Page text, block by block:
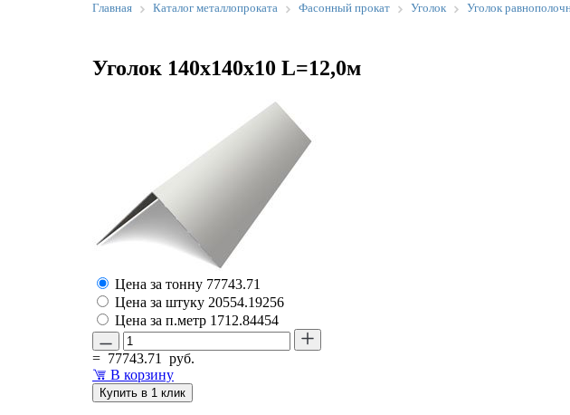
Главная Каталог металлопроката Фасонный прокат Уголок Уголок
Уголок 140х140х10 L=12,0м
Цена за тонну 77743.71
Цена за штуку 20554.19256
Цена за п.метр 1712.84454
= 77743.71
руб.
В корзину
Купить в 1 клик